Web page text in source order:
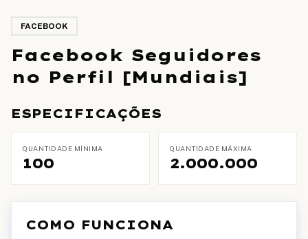
FACEBOOK
Facebook Seguidores
no Perfil [Mundiais]
ESPECIFICAÇÕES
QUANTIDADE MÍNIMA
100
QUANTIDADE MÁXIMA
2.000.000
COMO FUNCIONA